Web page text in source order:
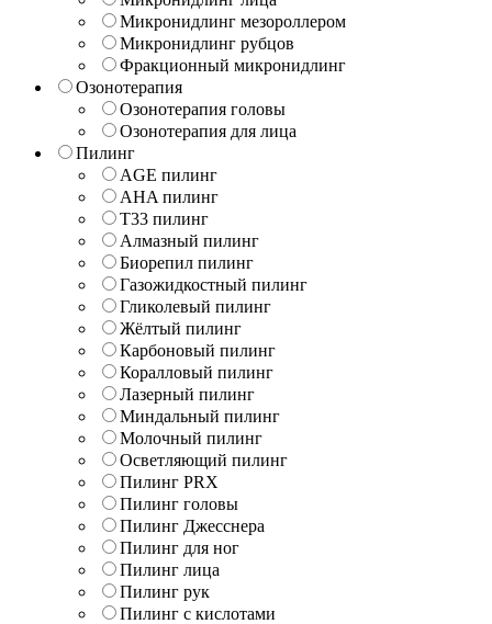
Микронидлинг мезороллером
Микронидлинг рубцов
Фракционный микронидлинг
Озонотерапия
Озонотерапия головы
Озонотерапия для лица
Пилинг
AGE пилинг
AHA пилинг
T33 пилинг
Алмазный пилинг
Биорепил пилинг
Газожидкостный пилинг
Гликолевый пилинг
Жёлтый пилинг
Карбоновый пилинг
Коралловый пилинг
Лазерный пилинг
Миндальный пилинг
Молочный пилинг
Осветляющий пилинг
Пилинг PRX
Пилинг головы
Пилинг Джесснера
Пилинг для ног
Пилинг лица
Пилинг рук
Пилинг с кислотами